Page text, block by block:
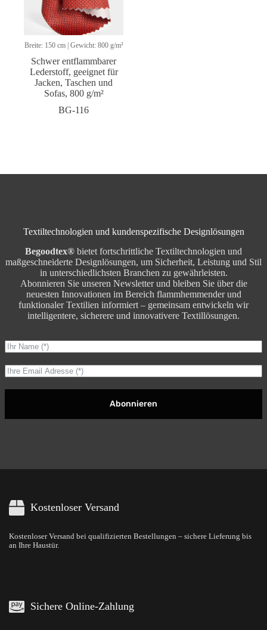
Breite: 150 cm | Gewicht: 800 g/m²
Schwer entflammbarer
Lederstoff, geeignet für
Jacken, Taschen und
Sofas, 800 g/m²
BG-116
Textiltechnologien und kundenspezifische Designlösungen
Begoodtex® bietet fortschrittliche Textiltechnologien und
maßgeschneiderte Designlösungen, um Sicherheit, Leistung und Stil
in unterschiedlichsten Branchen zu gewährleisten.
Abonnieren Sie unseren Newsletter und bleiben Sie über die
neuesten Innovationen im Bereich flammhemmender und
funktionaler Textilien informiert – gemeinsam entwickeln wir
intelligentere, sicherere und innovativere Textillösungen.
Abonnieren
Kostenloser Versand
Kostenloser Versand bei qualifizierten Bestellungen – sichere Lieferung bis
an Ihre Haustür.
Sichere Online-Zahlung